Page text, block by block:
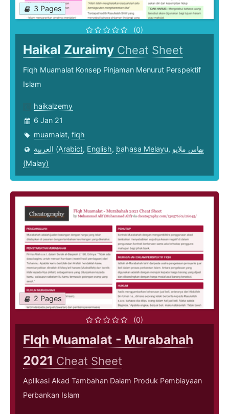
3 Pages
(0)
Haikal Zuraimy Cheat Sheet
Fiqh Muamalat Konsep Pinjaman Menurut Perspektif
Islam
haikalzemy
6 Jan 21
muamalat, fiqh
العربية (Arabic), English, bahasa Melayu, بهاس ملايو‎
(Malay)
2 Pages
(0)
FIqh Muamalat - Murabahah
2021 Cheat Sheet
Aplikasi Akad Tambahan Dalam Produk Pembiayaan
Perbankan Islam